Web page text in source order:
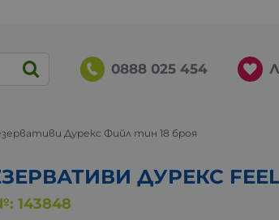
0888 025 454
Дурекс Фийл тин 18 броя
ДУРЕКС FEEL
143848